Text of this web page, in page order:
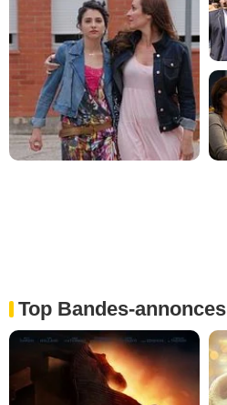
Top Bandes-annonces